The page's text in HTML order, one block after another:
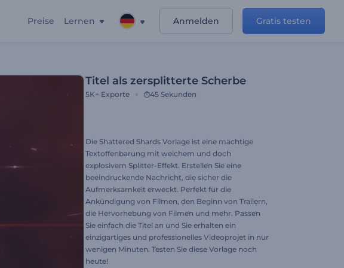
Preise Lernen Anmelden Gratis testen
Titel als zersplitterte Scherbe
5K+ Exporte 45 Sekunden
Die Shattered Shards Vorlage ist eine mächtige
Textoffenbarung mit weichem und doch
explosivem Splitter-Effekt. Erstellen Sie eine
beeindruckende Nachricht, die sicher die
Aufmerksamkeit erweckt. Perfekt für die
Ankündigung von Filmen, den Beginn von Trailern,
die Hervorhebung von Filmen und mehr. Passen
Sie einfach die Titel an und Sie erhalten ein
einzigartiges und professionelles Videoprojet in nur
wenigen Minuten. Testen Sie diese Vorlage noch
heute!